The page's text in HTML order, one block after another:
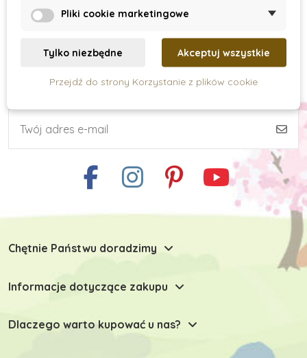
Gry i łamigłówki
Zabawki typu Montessori
Zabawki do 6 miesiąca
There are no products.
Subskrypcja newslettera
Chętnie Państwu doradzimy
Informacje dotyczące zakupu
Dlaczego warto kupować u nas?
Pliki cookie marketingowe
Tylko niezbędne Akceptuj wszystkie
Przejdź do strony Korzystanie z plików cookie